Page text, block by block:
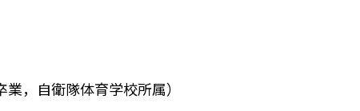
，自衛隊体育学校所属）